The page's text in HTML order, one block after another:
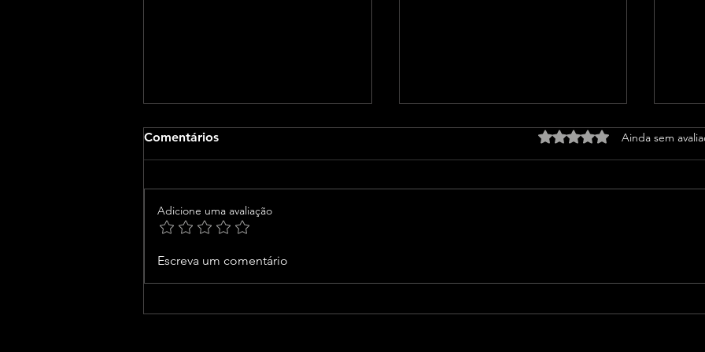
Junior Marabá participa de
Bahia para mais de 300
Comentários Avaliado com 0 de 5
Ainda sem
Adicione uma avaliação
Escreva um comentário